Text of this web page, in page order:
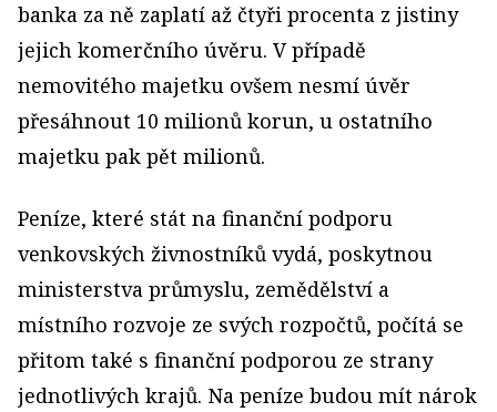
banka za ně zaplatí až čtyři procenta z jistiny
jejich komerčního úvěru. V případě
nemovitého majetku ovšem nesmí úvěr
přesáhnout 10 milionů korun, u ostatního
majetku pak pět milionů.
Peníze, které stát na finanční podporu
venkovských živnostníků vydá, poskytnou
ministerstva průmyslu, zemědělství a
místního rozvoje ze svých rozpočtů, počítá se
přitom také s finanční podporou ze strany
jednotlivých krajů. Na peníze budou mít nárok